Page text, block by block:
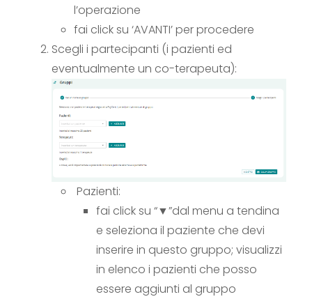
l’operazione
fai click su ‘AVANTI’ per procedere
Scegli i partecipanti (i pazienti ed
eventualmente un co-terapeuta):
Pazienti:
fai click su “▼”dal menu a tendina
e seleziona il paziente che devi
inserire in questo gruppo; visualizzi
in elenco i pazienti che posso
essere aggiunti al gruppo